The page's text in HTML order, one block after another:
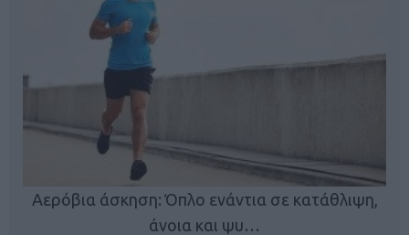
Αερόβια άσκηση: Όπλο ενάντια σε κατάθλιψη,
άνοια και ψυ…